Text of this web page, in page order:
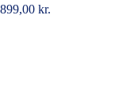
899,00 kr.